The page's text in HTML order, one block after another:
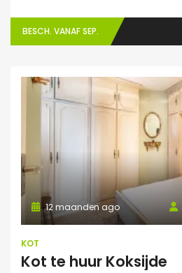
BESCH. VANAF SEP.
12 maanden ago
KOT
Kot te huur Koksijde